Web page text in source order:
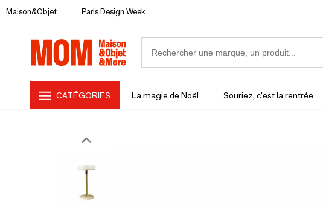
Maison&Objet Paris Design Week
CATÉGORIES La magie de Noël Souriez, c'est la rentrée